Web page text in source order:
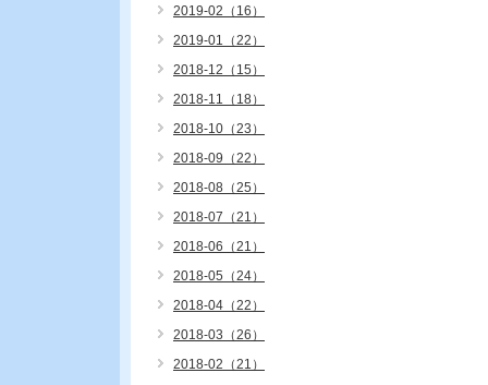
2019-02（16）
2019-01（22）
2018-12（15）
2018-11（18）
2018-10（23）
2018-09（22）
2018-08（25）
2018-07（21）
2018-06（21）
2018-05（24）
2018-04（22）
2018-03（26）
2018-02（21）